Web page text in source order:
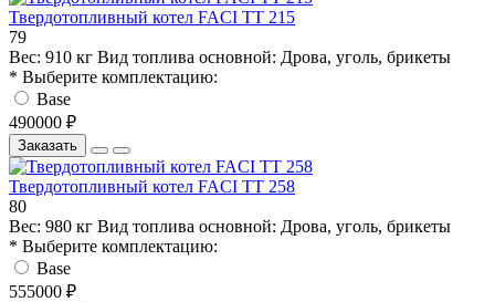
Твердотопливный котел FACI TT 215
79
Вес: 910 кг Вид топлива основной: Дрова, уголь, брикеты
* Выберите комплектацию:
Base
490000 ₽
Заказать
Твердотопливный котел FACI TT 258
80
Вес: 980 кг Вид топлива основной: Дрова, уголь, брикеты
* Выберите комплектацию:
Base
555000 ₽